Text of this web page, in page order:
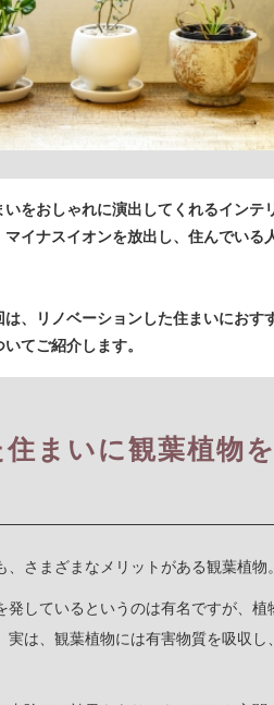
いをおしゃれに演出してくれるインテ
マイナスイオンを放出し、住んでいる
は、リノベーションした住まいにおす
いてご紹介します。
まいに観葉植物
さまざまなメリットがある観葉植物。
しているというのは有名ですが、
は、観葉植物には有害物質を吸収し